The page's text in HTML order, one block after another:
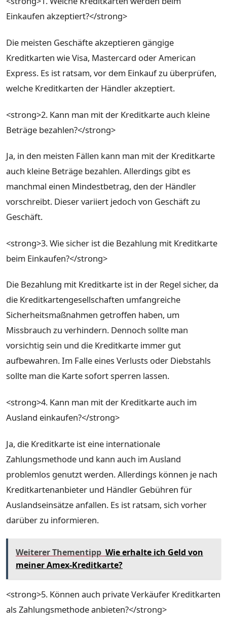
Einkaufen akzeptiert?</strong>
Die meisten Geschäfte akzeptieren gängige
Kreditkarten wie Visa, Mastercard oder American
Express. Es ist ratsam, vor dem Einkauf zu überprüfen,
welche Kreditkarten der Händler akzeptiert.
<strong>2. Kann man mit der Kreditkarte auch kleine
Beträge bezahlen?</strong>
Ja, in den meisten Fällen kann man mit der Kreditkarte
auch kleine Beträge bezahlen. Allerdings gibt es
manchmal einen Mindestbetrag, den der Händler
vorschreibt. Dieser variiert jedoch von Geschäft zu
Geschäft.
<strong>3. Wie sicher ist die Bezahlung mit Kreditkarte
beim Einkaufen?</strong>
Die Bezahlung mit Kreditkarte ist in der Regel sicher, da
die Kreditkartengesellschaften umfangreiche
Sicherheitsmaßnahmen getroffen haben, um
Missbrauch zu verhindern. Dennoch sollte man
vorsichtig sein und die Kreditkarte immer gut
aufbewahren. Im Falle eines Verlusts oder Diebstahls
sollte man die Karte sofort sperren lassen.
<strong>4. Kann man mit der Kreditkarte auch im
Ausland einkaufen?</strong>
Ja, die Kreditkarte ist eine internationale
Zahlungsmethode und kann auch im Ausland
problemlos genutzt werden. Allerdings können je nach
Kreditkartenanbieter und Händler Gebühren für
Auslandseinsätze anfallen. Es ist ratsam, sich vorher
darüber zu informieren.
Weiterer Thementipp Wie erhalte ich Geld von
meiner Amex-Kreditkarte?
<strong>5. Können auch private Verkäufer Kreditkarten
als Zahlungsmethode anbieten?</strong>